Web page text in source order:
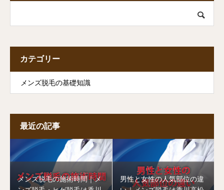
カテゴリー
メンズ脱毛の基礎知識
最近の記事
メンズ脱毛の施術時間｜メ
男性と女性の人気部位の違